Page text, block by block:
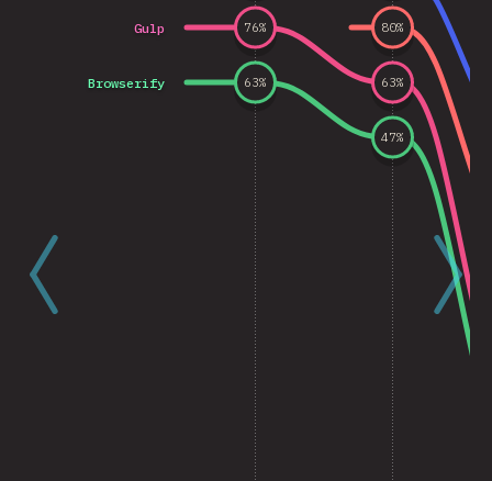
Gulp
Browserify
76%
63%
80%
63%
47%